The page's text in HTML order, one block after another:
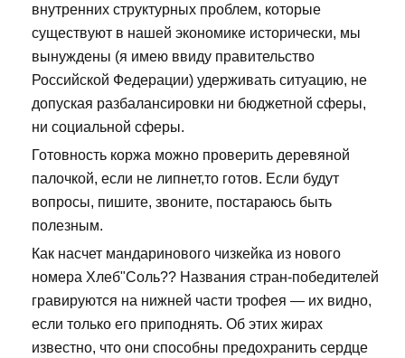
внутренних структурных проблем, которые
существуют в нашей экономике исторически, мы
вынуждены (я имею ввиду правительство
Российской Федерации) удерживать ситуацию, не
допуская разбалансировки ни бюджетной сферы,
ни социальной сферы.
Готовность коржа можно проверить деревяной
палочкой, если не липнет,то готов. Если будут
вопросы, пишите, звоните, постараюсь быть
полезным.
Как насчет мандаринового чизкейка из нового
номера Хлеб"Соль?? Названия стран-победителей
гравируются на нижней части трофея — их видно,
если только его приподнять. Об этих жирах
известно, что они способны предохранить сердце